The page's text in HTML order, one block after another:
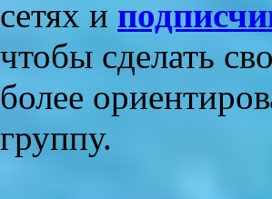
сетях и
чтобы сделать
более
группу.